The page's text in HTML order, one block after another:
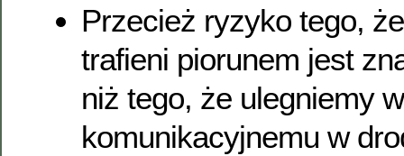
Przecież ryzyko tego,
trafieni piorunem jest
niż tego, że ulegniemy
komunikacyjnemu w